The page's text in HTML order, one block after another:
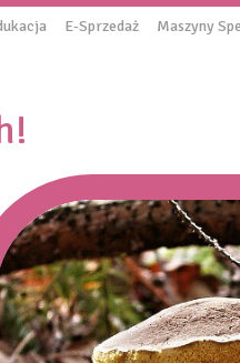
E-Sprzedaż Maszyny